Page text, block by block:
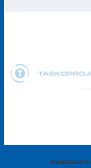
WIARA LECHA